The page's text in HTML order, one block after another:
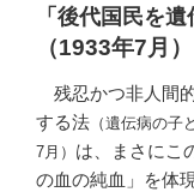
「後代国民を
（1933年7月）
残忍かつ非人間
する法 （遺伝病の子
7月） は、まさにこ
の血の純血」を体